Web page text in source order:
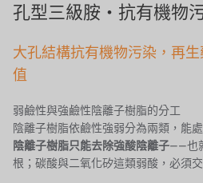
日本 NOP
日本 OLYMPIA
義大利 BRAHMA
SAGINOMIYA
孔型三級胺・抗有機物
大孔結構抗有機物污染，再
值
弱鹼性與強鹼性陰離子樹脂的分工
陰離子樹脂依鹼性強弱分為兩類，能
陰離子樹脂只能去除強酸陰離子——也
根；碳酸與二氧化矽這類弱酸，必須